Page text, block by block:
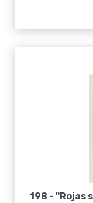
198 - "Rojas